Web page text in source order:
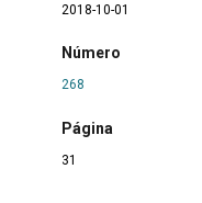
2018-10-01
Número
268
Página
31